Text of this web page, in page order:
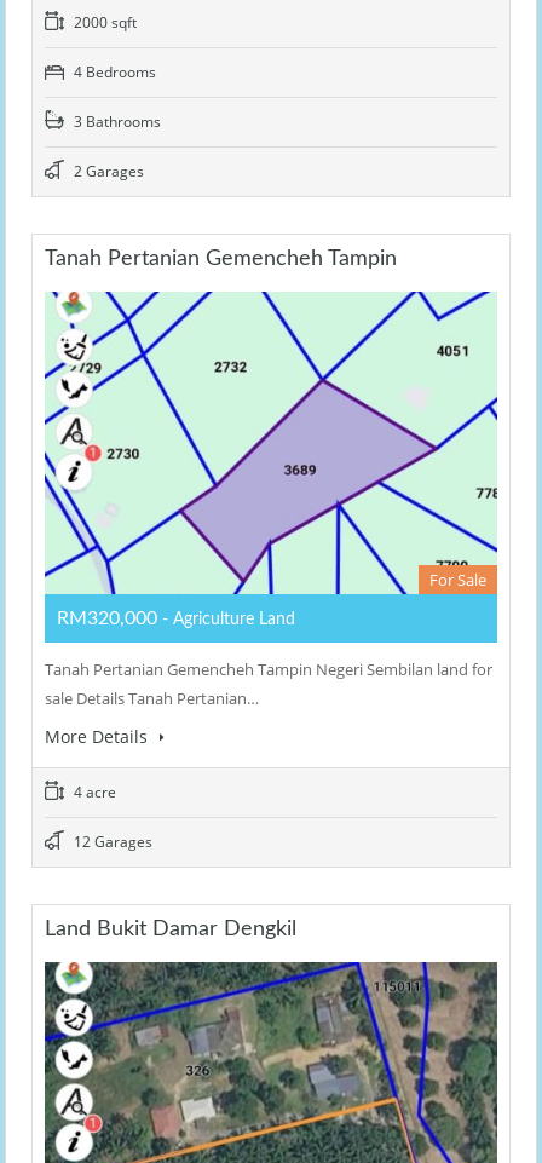
2000 sqft
4 Bedrooms
3 Bathrooms
2 Garages
Tanah Pertanian Gemencheh Tampin
For Sale
RM320,000 - Agriculture Land
Tanah Pertanian Gemencheh Tampin Negeri Sembilan land for
sale Details Tanah Pertanian…
More Details
4 acre
12 Garages
Land Bukit Damar Dengkil